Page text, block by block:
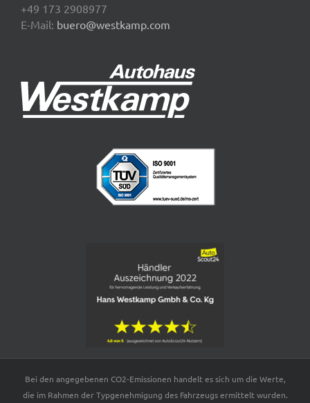
+49 173 2908977
E-Mail: buero@westkamp.com
Bei den angegebenen CO2-Emissionen handelt es sich um die Werte,
die im Rahmen der Typgenehmigung des Fahrzeugs ermittelt wurden.